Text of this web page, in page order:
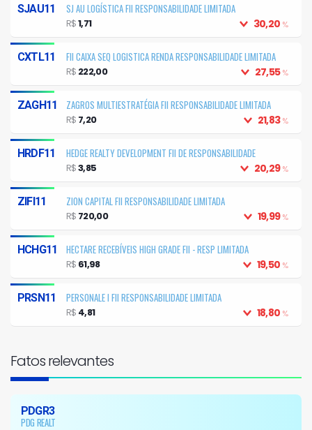
SJAU11
SJ AU LOGÍSTICA FII RESPONSABILIDADE LIMITADA
30,20 %
R$1,71
CXTL11
FII CAIXA SEQ LOGISTICA RENDA RESPONSABILIDADE LIMITADA
27,55%
R$ 222,00
ZAGH11
ZAGROS MULTIESTRATÉGIA FII RESPONSABILIDADE LIMITADA
21,83%
R$ 7,20
HRDF11
HEDGE REALTY DEVELOPMENT FII DE RESPONSABILIDADE
LIMITADA
20,29%
R$3,85
ZIFI11
ZION CAPITAL FII RESPONSABILIDADE LIMITADA
19,99%
R$ 720,00
HCHG11
HECTARE RECEBÍVEIS HIGH GRADE FII - RESP LIMITADA
19,50 %
R$ 61,98
PRSN11
PERSONALE I FII RESPONSABILIDADE LIMITADA
18,80 %
R$ 4,81
Fatos relevantes
PDGR3
PDG REALT